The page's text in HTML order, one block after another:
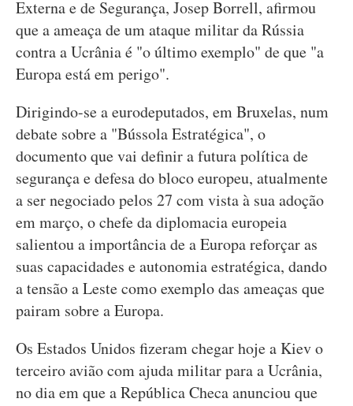
Externa e de Segurança, Josep Borrell, afirmou
que a ameaça de um ataque militar da Rússia
contra a Ucrânia é "o último exemplo" de que "a
Europa está em perigo".
Dirigindo-se a eurodeputados, em Bruxelas, num
debate sobre a "Bússola Estratégica", o
documento que vai definir a futura política de
segurança e defesa do bloco europeu, atualmente
a ser negociado pelos 27 com vista à sua adoção
em março, o chefe da diplomacia europeia
salientou a importância de a Europa reforçar as
suas capacidades e autonomia estratégica, dando
a tensão a Leste como exemplo das ameaças que
pairam sobre a Europa.
Os Estados Unidos fizeram chegar hoje a Kiev o
terceiro avião com ajuda militar para a Ucrânia,
no dia em que a República Checa anunciou que